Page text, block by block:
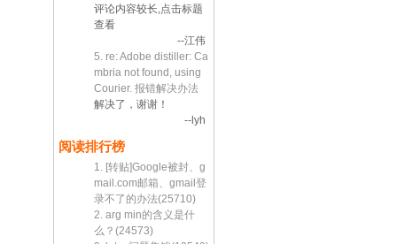
评论内容较长,点击标题
查看
--江伟
5. re: Adobe distiller: Ca
mbria not found, using
Courier. 报错解决办法
解决了，谢谢！
--lyh
阅读排行榜
1. [转贴]Google被封、g
mail.com邮箱、gmail登
录不了的办法(25710)
2. arg min的含义是什
么？(24573)